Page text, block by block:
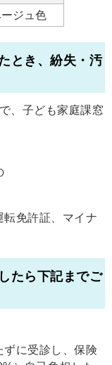
ジュ色
とき、紛失・汚
、子ども家庭課窓
免許証、マイナ
たら下記までご
に受診し、保険